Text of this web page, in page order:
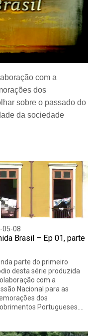
com a
dos
sobre o passado do
da sociedade
05-08
Brasil – Ep 01, parte
parte do primeiro
desta série produzida
com a
Nacional para as
dos
Portugueses.…